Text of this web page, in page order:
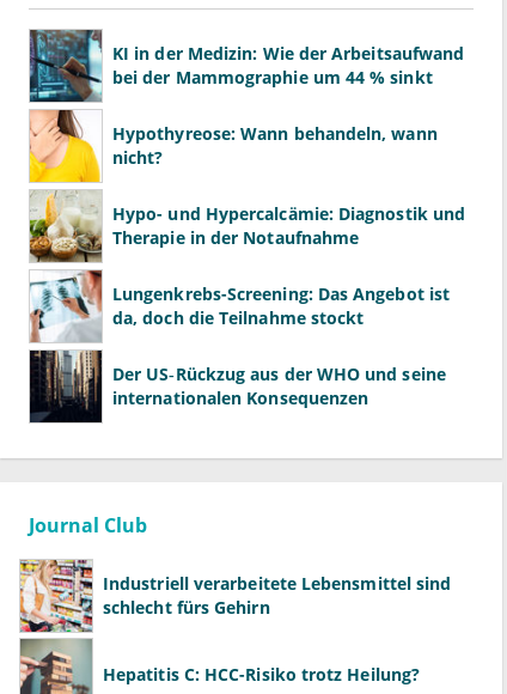
KI in der Medizin: Wie der Arbeitsaufwand
bei der Mammographie um 44 % sinkt
Hypothyreose: Wann behandeln, wann
nicht?
Hypo- und Hypercalcämie: Diagnostik und
Therapie in der Notaufnahme
Lungenkrebs-Screening: Das Angebot ist
da, doch die Teilnahme stockt
Der US‑Rückzug aus der WHO und seine
internationalen Konsequenzen
Journal Club
Industriell verarbeitete Lebensmittel sind
schlecht fürs Gehirn
Hepatitis C: HCC-Risiko trotz Heilung?